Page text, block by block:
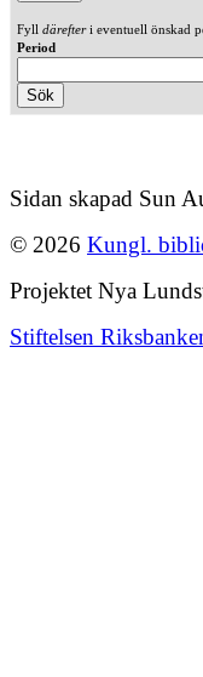
Fyll därefteri eventuell önskad
Period
Sidan skapad Sun
© 2026 Kungl.
Projektet Nya
Stiftelsen